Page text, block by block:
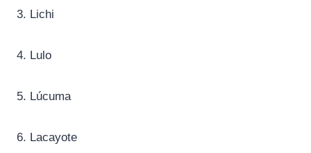
3. Lichi
4. Lulo
5. Lúcuma
6. Lacayote